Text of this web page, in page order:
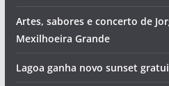
Artes, sabores e concerto de
Mexilhoeira Grande
Lagoa ganha novo sunset